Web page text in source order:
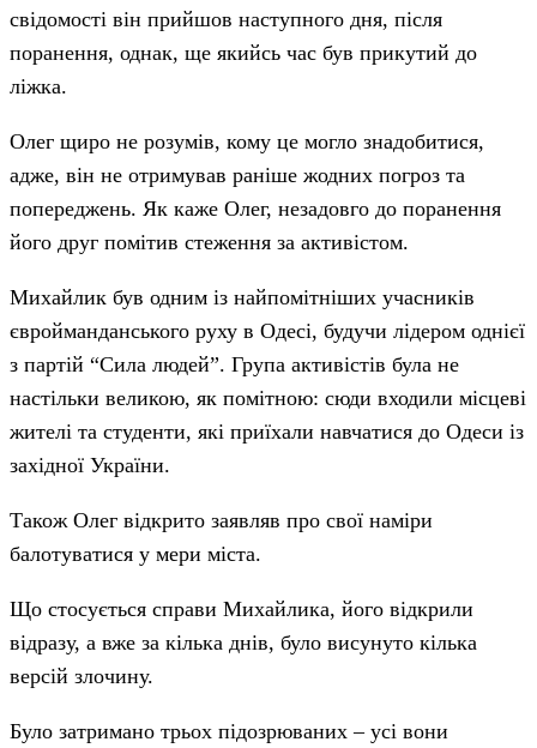
свідомості він прийшов наступного дня, після
поранення, однак, ще якийсь час був прикутий до
ліжка.
Олег щиро не розумів, кому це могло знадобитися,
адже, він не отримував раніше жодних погроз та
попереджень. Як каже Олег, незадовго до поранення
його друг помітив стеження за активістом.
Михайлик був одним із найпомітніших учасників
євройманданського руху в Одесі, будучи лідером однієї
з партій “Сила людей”. Група активістів була не
настільки великою, як помітною: сюди входили місцеві
жителі та студенти, які приїхали навчатися до Одеси із
західної України.
Також Олег відкрито заявляв про свої наміри
балотуватися у мери міста.
Що стосується справи Михайлика, його відкрили
відразу, а вже за кілька днів, було висунуто кілька
версій злочину.
Було затримано трьох підозрюваних – усі вони